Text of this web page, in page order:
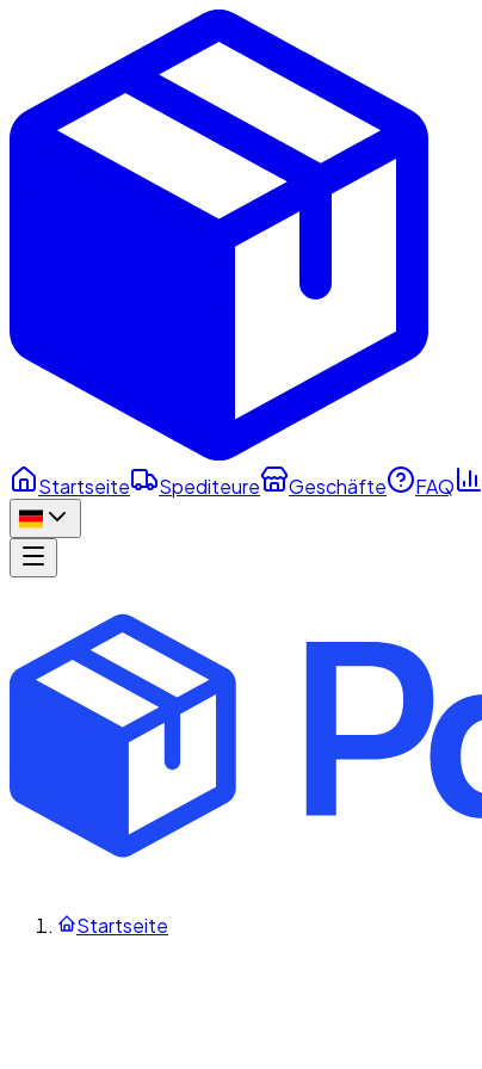
Startseite Spediteure Geschäfte FAQ
Startseite